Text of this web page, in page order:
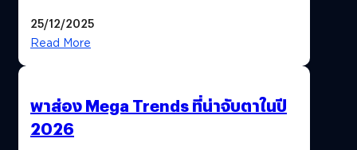
25/12/2025
Read More
พาส่อง Mega Trends ที่น่าจับตาในปี
2026